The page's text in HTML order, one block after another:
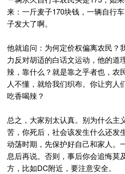
来：一斤麦子170块钱，一辆自行
子发大了啊。
他就追问：为何定价权偏离农民？
力反对胡适的白话文运动，他的道
辣，靠什么？就是靠之乎者也，农
人不懂，就给我们织布。你让穷人
吃香喝辣？
总之，大家别太认真。别为什么主
苦，你死后，社会该发生什么还发
动荡时期，先保护好自己和家人。
息后再说。否则，事后你会追悔莫
方，比如DC附近，要注意安全。